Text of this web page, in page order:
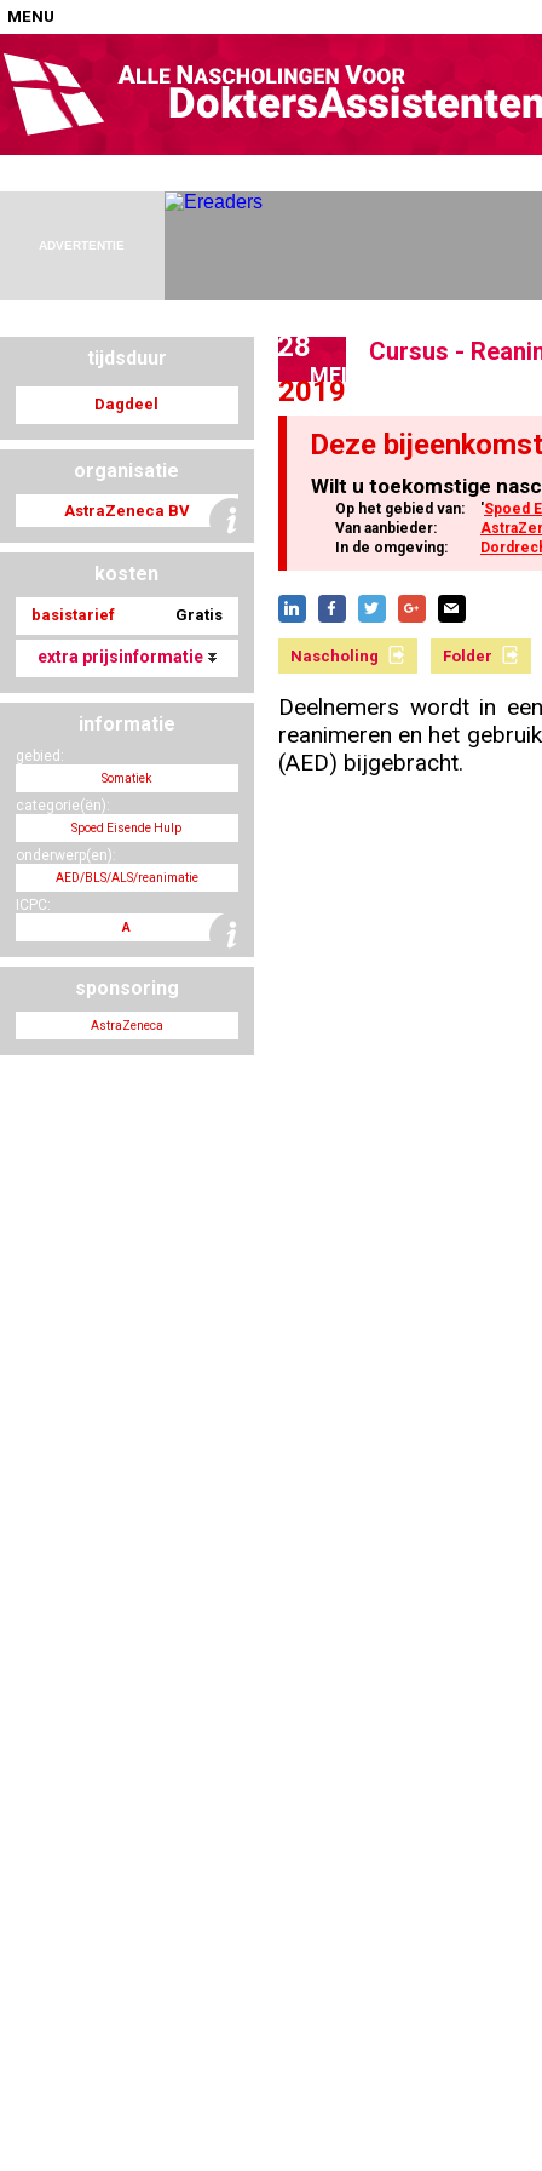
MENU
Home
Nascholingen op locatie (agenda)
Nascholingen online (elearning)
Nascholingen op aanvraag (in-company)
Nascholing aanmelden
Registreren
Inloggen
ADVERTENTIE
tijdsduur
Dagdeel
organisatie
AstraZeneca BV
kosten
basistarief Gratis
extra prijsinformatie
informatie
gebied:
Somatiek
categorie(ën):
Spoed Eisende Hulp
onderwerp(en):
AED/BLS/ALS/reanimatie
ICPC:
A
sponsoring
AstraZeneca
28
MEI
2019
Cursus -
Deze
Wilt u toekomstige
Op het gebied van: 'Spoed
Van aanbieder:
In de omgeving:
Nascholing Folder
Deelnemers wordt in
reanimeren en het
(AED) bijgebracht.